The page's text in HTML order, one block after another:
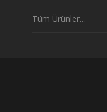
Tüm Ürünler…